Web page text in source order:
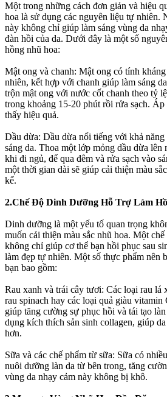
Một trong những cách đơn giản và hiệu
hoa là sử dụng các nguyên liệu tự nhiên.
này không chỉ giúp làm sáng vùng da
đàn hồi của da. Dưới đây là một số
hồng nhũ hoa:
Mật ong và chanh: Mật ong có tính
nhiên, kết hợp với chanh giúp làm sáng
trộn mật ong với nước cốt chanh theo tỷ
trong khoảng 15-20 phút rồi rửa sạch.
thấy hiệu quả.
Dầu dừa: Dầu dừa nổi tiếng với khả năng
sáng da. Thoa một lớp mỏng dầu dừa lên
khi đi ngủ, để qua đêm và rửa sạch vào
một thời gian dài sẽ giúp cải thiện màu
kể.
2.Chế Độ Dinh Dưỡng Hỗ Trợ Làm
Dinh dưỡng là một yếu tố quan trọng
muốn cải thiện màu sắc nhũ hoa. Một
không chỉ giúp cơ thể bạn hồi phục sau
làm đẹp tự nhiên. Một số thực phẩm nên
bạn bao gồm:
Rau xanh và trái cây tươi: Các loại rau lá
rau spinach hay các loại quả giàu vitamin
giúp tăng cường sự phục hồi và tái tạo
dụng kích thích sản sinh collagen, giúp
hơn.
Sữa và các chế phẩm từ sữa: Sữa có
nuôi dưỡng làn da từ bên trong, tăng
vùng da nhạy cảm này không bị khô.